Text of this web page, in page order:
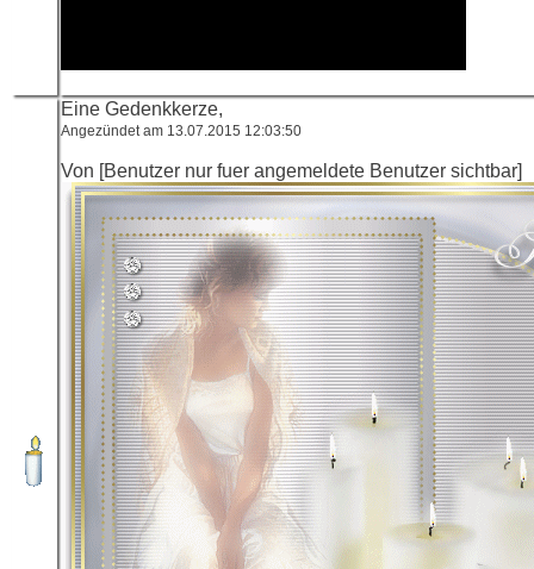
Eine Gedenkkerze,
Angezündet am 13.07.2015 12:03:50
Von [Benutzer nur fuer angemeldete Benutzer sichtbar]